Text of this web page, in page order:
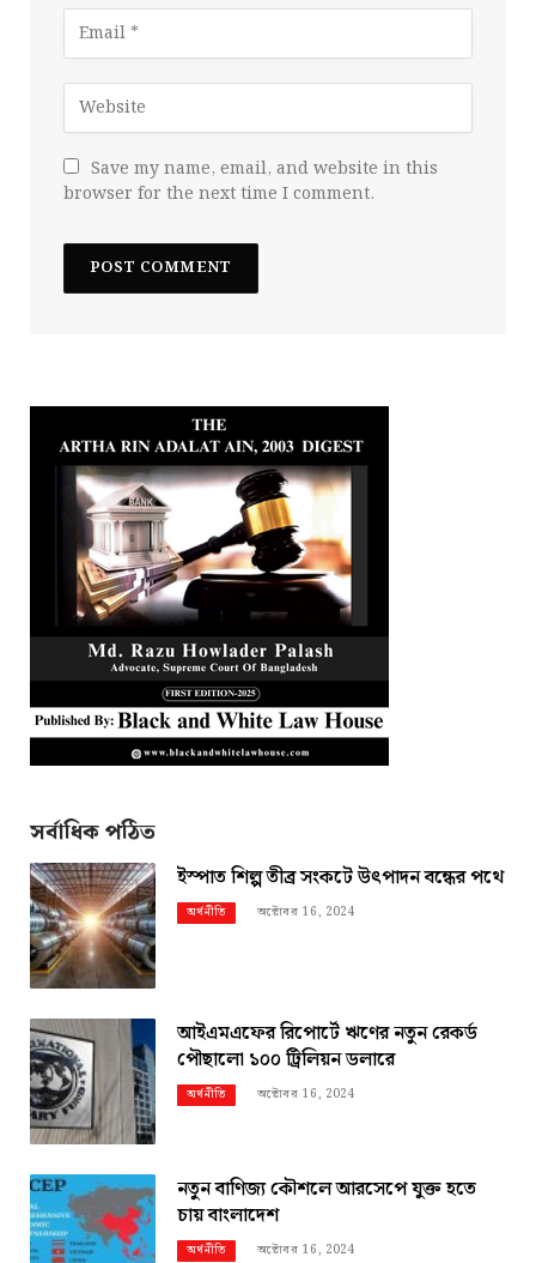
Save my name, email, and website in this
browser for the next time I comment.
সর্বাধিক পঠিত
ইস্পাত শিল্প তীব্র সংকটে উৎপাদন বন্ধের পথে
অর্থনীতি অক্টোবর 16, 2024
আইএমএফের রিপোর্টে ঋণের নতুন রেকর্ড
পৌছালো ১০০ ট্রিলিয়ন ডলারে
অর্থনীতি অক্টোবর 16, 2024
নতুন বাণিজ্য কৌশলে আরসেপে যুক্ত হতে
চায় বাংলাদেশ
অর্থনীতি অক্টোবর 16, 2024